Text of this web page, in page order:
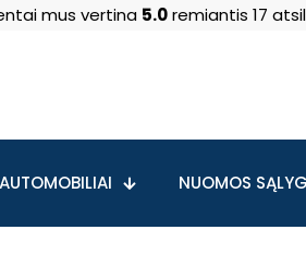
mus vertina 5.0remiantis 17
AUTOMOBILIAI NUOMOS